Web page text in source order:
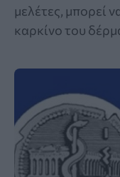
μελέτες, μπορεί
καρκίνο του